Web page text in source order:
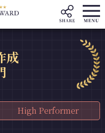
成
High Performer